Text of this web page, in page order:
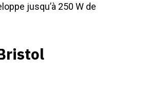
jusqu’à 250 W de